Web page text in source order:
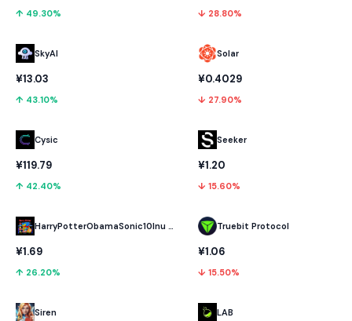
↑ 49.30%
SkyAI
¥13.03
↑ 43.10%
Cysic
¥119.79
↑ 42.40%
HarryPotterObamaSonic10Inu (ETH)
¥1.69
↑ 26.20%
Siren
↓ 28.80%
Solar
¥0.4029
↓ 27.90%
Seeker
¥1.20
↓ 15.60%
Truebit Protocol
¥1.06
↓ 15.50%
LAB